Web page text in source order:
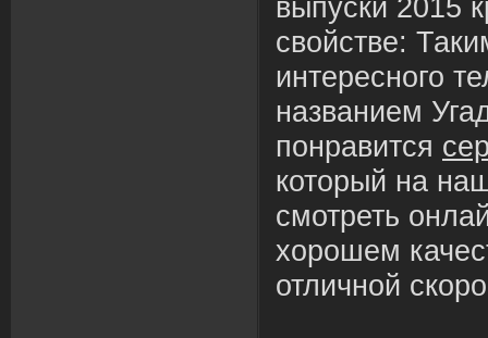
выпуски 2015
свойстве:
интересного
названием
понравится
который на
смотреть
хорошем
отличной